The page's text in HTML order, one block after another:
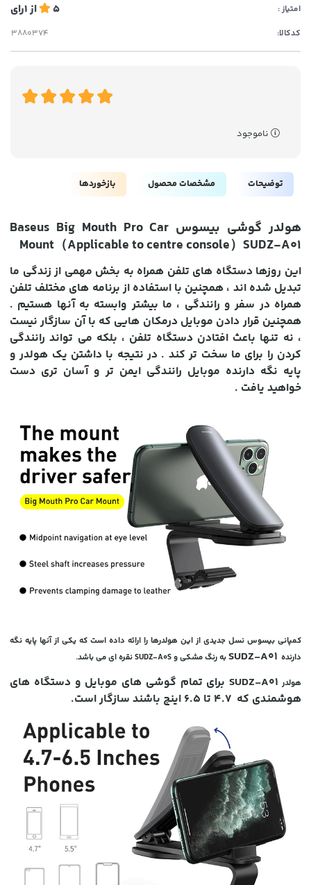
امتیاز : 5 از1رای
کدکالا:
ناموجود
توضیحات مشخصات محصول بازخوردها
هولدر گوشی بیسوس Baseus Big Mouth Pro Car
Mount（Applicable to centre console）SUDZ-A01
این روزها دستگاه های تلفن همراه به بخش مهمی از زندگی ما
تبدیل شده اند ، همچنین با استفاده از برنامه های مختلف تلفن
همراه در سفر و رانندگی ، ما بیشتر وابسته به آنها هستیم .
همچنین قرار دادن موبایل درمکان هایی که با آن سازگار نیست
، نه تنها باعث افتادن دستگاه تلفن ، بلکه می تواند رانندگی
کردن را برای ما سخت تر کند . در نتیجه با داشتن یک هولدر و
پایه نگه دارنده موبایل رانندگی ایمن تر و آسان تری دست
خواهید یافت .
کمپانی بیسوس نسل جدیدی از این هولدرها را ارائه داده است که یکی از آنها پایه نگه
دارنده SUDZ-A01به رنگ مشکی و SUDZ-A0S نقره ای می باشد.
هولدر
SUDZ-A01 برای تمام گوشی های موبایل و دستگاه های
هوشمندی که 4.7 تا 6.5 اینچ باشند سازگار است.